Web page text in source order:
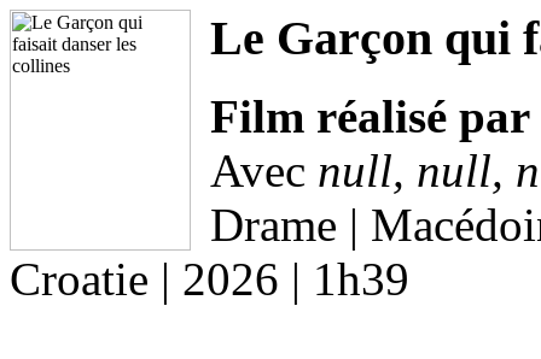
Le Garçon qui
Film réalisé
Avec null, null,
Drame |
Croatie | 2026 | 1h39